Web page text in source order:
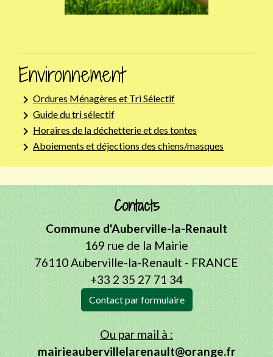
Environnement
keyboard_arrow_right Ordures Ménagères et Tri Sélectif
keyboard_arrow_right Guide du tri sélectif
keyboard_arrow_right Horaires de la déchetterie et des tontes
keyboard_arrow_right Aboiements et déjections des chiens/masques
Contacts
Commune d'Auberville-la-Renault
169 rue de la Mairie
76110 Auberville-la-Renault - FRANCE
+33 2 35 27 71 34
Contact par formulaire
Ou par mail à :
mairieaubervillelarenault@orange.fr